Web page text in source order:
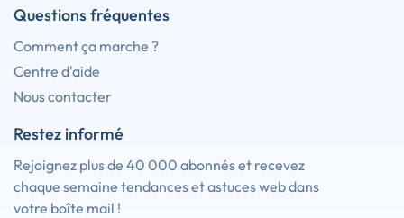
Questions fréquentes
Comment ça marche ?
Centre d'aide
Nous contacter
Restez informé
Rejoignez plus de 40 000 abonnés et recevez
chaque semaine tendances et astuces web dans
votre boîte mail !